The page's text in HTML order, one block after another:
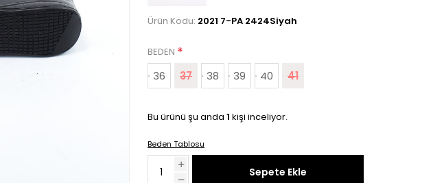
Ürün Kodu: 2021 7-PA 2424Siyah
BEDEN *
36 37 38 39 40 41
Bu ürünü şu anda 1 kişi inceliyor.
Beden Tablosu
Sepete Ekle